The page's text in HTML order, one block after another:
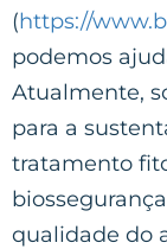
(https://
podemos
Atualmente,
para a
tratamento
qualidade do